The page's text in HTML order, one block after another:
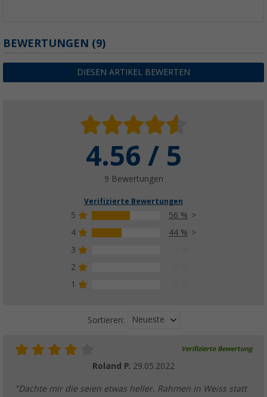
BEWERTUNGEN (9)
DIESEN ARTIKEL BEWERTEN
4.56 / 5
9 Bewertungen
Verifizierte Bewertungen
5
56 %
4
44 %
3
2
1
Sortieren: Neueste
Verifizierte Bewertung
Roland P. 29.05.2022
"Dachte mir die seien etwas heller. Rahmen in Weiss statt